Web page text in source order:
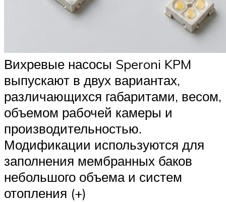
Вихревые насосы Speroni KPM
выпускают в двух вариантах,
различающихся габаритами, весом,
объемом рабочей камеры и
производительностью.
Модификации используются для
заполнения мембранных баков
небольшого объема и систем
отопления (+)